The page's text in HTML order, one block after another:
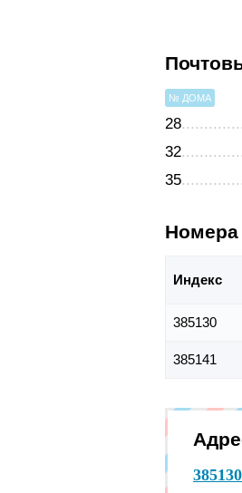
№ ДОМА
28
32
35
Номера
Индекс
385130
385141
385130